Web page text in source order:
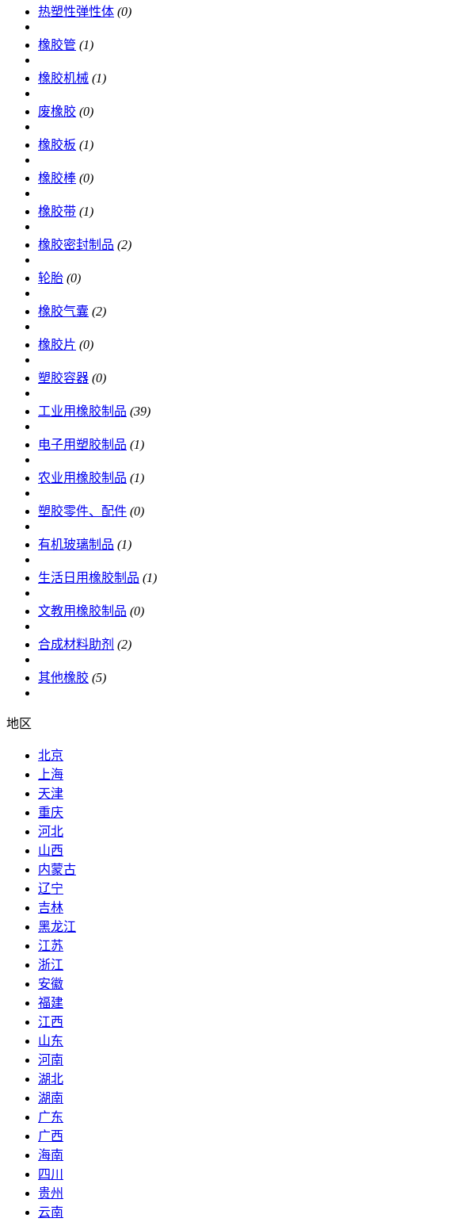
热塑性弹性体 (0)
橡胶管 (1)
橡胶机械 (1)
废橡胶 (0)
橡胶板 (1)
橡胶棒 (0)
橡胶带 (1)
橡胶密封制品 (2)
轮胎 (0)
橡胶气囊 (2)
橡胶片 (0)
塑胶容器 (0)
工业用橡胶制品 (39)
电子用塑胶制品 (1)
农业用橡胶制品 (1)
塑胶零件、配件 (0)
有机玻璃制品 (1)
生活日用橡胶制品 (1)
文教用橡胶制品 (0)
合成材料助剂 (2)
其他橡胶 (5)
地区
北京
上海
天津
重庆
河北
山西
内蒙古
辽宁
吉林
黑龙江
江苏
浙江
安徽
福建
江西
山东
河南
湖北
湖南
广东
广西
海南
四川
贵州
云南